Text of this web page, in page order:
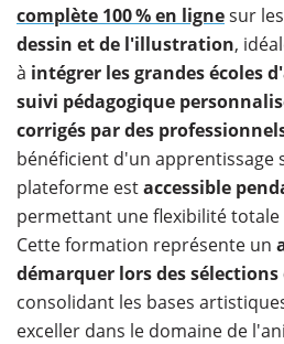
complète 100 % en lignesur les
dessin et de l'illustration,
à intégrer les grandes écoles
suivi pédagogique
corrigés par des
bénéficient d'un apprentissage
plateforme estaccessible
permettant une flexibilité
Cette formation représente un
démarquer lors des
consolidant les bases
exceller dans le domaine de